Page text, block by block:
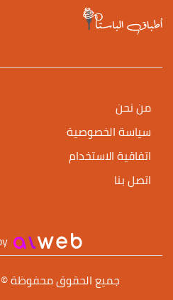
من نحن
سياسة الخصوصية
اتفاقية الاستخدام
اتصل بنا
جميع الحقوق محفوظة ©